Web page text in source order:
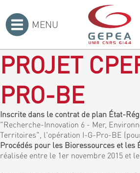
MENU
PROJET
PRO-BE
Inscrite dans le contrat de plan État-
"Recherche-Innovation 6 - Mer,
Territoires", l'opération I-G-Pro-BE
Procédés pour les Bioressources et les
réalisée entre le 1er novembre 2015 et